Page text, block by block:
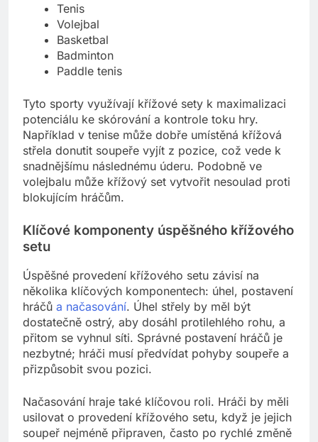
Tenis
Volejbal
Basketbal
Badminton
Paddle tenis
Tyto sporty využívají křížové sety k maximalizaci
potenciálu ke skórování a kontrole toku hry.
Například v tenise může dobře umístěná křížová
střela donutit soupeře vyjít z pozice, což vede k
snadnějšímu následnému úderu. Podobně ve
volejbalu může křížový set vytvořit nesoulad proti
blokujícím hráčům.
Klíčové komponenty úspěšného křížového
setu
Úspěšné provedení křížového setu závisí na
několika klíčových komponentech: úhel, postavení
hráčů a načasování. Úhel střely by měl být
dostatečně ostrý, aby dosáhl protilehlého rohu, a
přitom se vyhnul síti. Správné postavení hráčů je
nezbytné; hráči musí předvídat pohyby soupeře a
přizpůsobit svou pozici.
Načasování hraje také klíčovou roli. Hráči by měli
usilovat o provedení křížového setu, když je jejich
soupeř nejméně připraven, často po rychlé změně